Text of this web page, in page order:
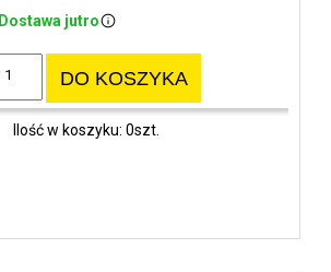
Dostawa jutro
DO KOSZYKA
Ilość w koszyku: 0szt.